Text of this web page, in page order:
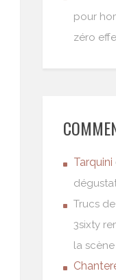
pour
zéro
Tarquini
Trucs
3sixty
la scène